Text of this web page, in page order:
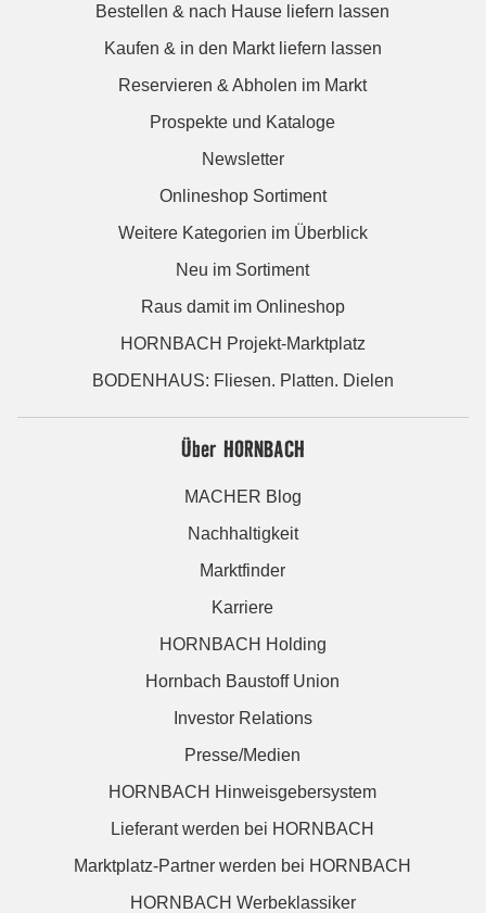
Bestellen & nach Hause liefern lassen
Kaufen & in den Markt liefern lassen
Reservieren & Abholen im Markt
Prospekte und Kataloge
Newsletter
Onlineshop Sortiment
Weitere Kategorien im Überblick
Neu im Sortiment
Raus damit im Onlineshop
HORNBACH Projekt-Marktplatz
BODENHAUS: Fliesen. Platten. Dielen
Über HORNBACH
MACHER Blog
Nachhaltigkeit
Marktfinder
Karriere
HORNBACH Holding
Hornbach Baustoff Union
Investor Relations
Presse/Medien
HORNBACH Hinweisgebersystem
Lieferant werden bei HORNBACH
Marktplatz-Partner werden bei HORNBACH
HORNBACH Werbeklassiker